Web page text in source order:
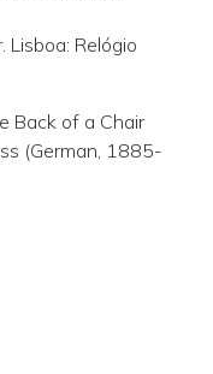
Lisboa: Relógio
Back of a Chair
(German, 1885-